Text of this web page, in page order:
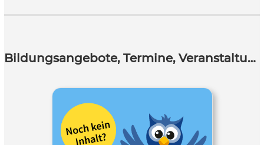
Bildungsangebote, Termine, Veranstaltungen